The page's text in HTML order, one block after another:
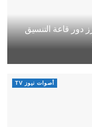
دور قاعة التنسيق
أصوات نيوز TV